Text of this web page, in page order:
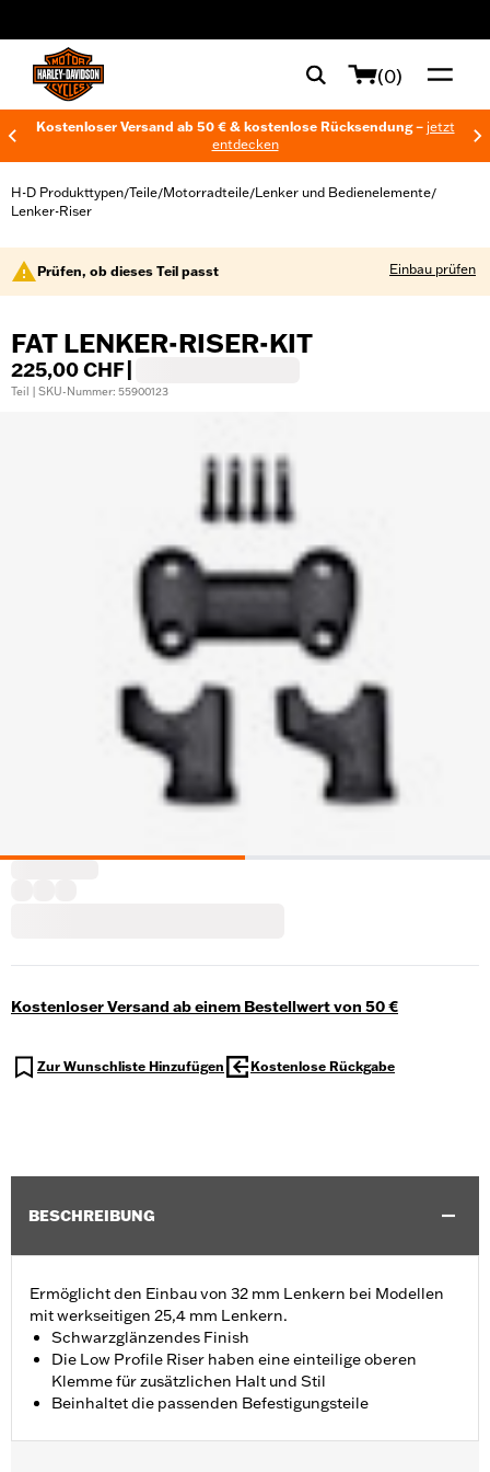
(0)
Kostenloser Versand ab 50 € & kostenlose Rücksendung – jetzt
entdecken
H-D Produkttypen/Teile/Motorradteile/Lenker und Bedienelemente/
Lenker-Riser
Prüfen, ob dieses Teil passt Einbau prüfen
FAT LENKER-RISER-KIT
225,00 CHF
Teil | SKU-Nummer: 55900123
Kostenloser Versand ab einem Bestellwert von 50 €
Zur Wunschliste Hinzufügen Kostenlose Rückgabe
BESCHREIBUNG
Ermöglicht den Einbau von 32 mm Lenkern bei Modellen
mit werkseitigen 25,4 mm Lenkern.
Schwarzglänzendes Finish
Die Low Profile Riser haben eine einteilige oberen
Klemme für zusätzlichen Halt und Stil
Beinhaltet die passenden Befestigungsteile